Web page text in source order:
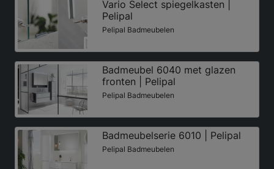
Vario Select spiegelkasten |
Pelipal
Pelipal Badmeubelen
Badmeubel 6040 met glazen
fronten | Pelipal
Pelipal Badmeubelen
Badmeubelserie 6010 | Pelipal
Pelipal Badmeubelen